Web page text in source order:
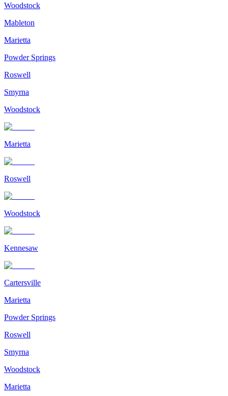
Woodstock
Mableton
Marietta
Powder Springs
Roswell
Smyrna
Woodstock
Marietta
Roswell
Woodstock
Kennesaw
Cartersville
Marietta
Powder Springs
Roswell
Smyrna
Woodstock
Marietta